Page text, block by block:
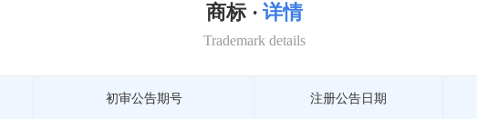
商标 · 详情
Trademark details
初审公告期号 注册公告日期